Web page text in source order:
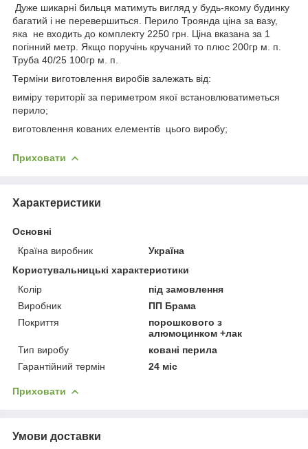
Дуже шикарні бильця матимуть вигляд у будь-якому будинку
багатий і не перевершиться. Перило Троянда ціна за вазу,
яка не входить до комплекту 2250 грн. Ціна вказана за 1
погінний метр. Якщо поручінь кручаний то плюс 200гр м. п.
Труба 40/25 100гр м. п.
Терміни виготовлення виробів залежать від:
виміру території за периметром якої встановлюватиметься
перило;
виготовлення кованих елементів цього виробу;
Приховати
Характеристики
Основні
Країна виробник
Україна
Користувальницькі характеристики
Колір
під замовлення
Виробник
ПП Брама
Покриття
порошкового з
алюмоцинком +лак
Тип виробу
ковані перила
Гарантійний термін
24 міс
Приховати
Умови доставки